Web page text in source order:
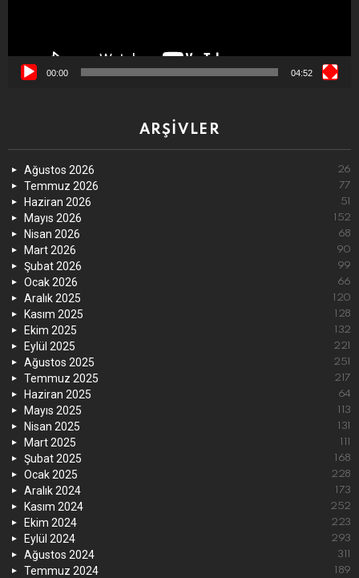
00:00 04:52
ARŞIVLER
Ağustos 2026 26
Temmuz 2026 77
Haziran 2026 51
Mayıs 2026 152
Nisan 2026 68
Mart 2026 90
Şubat 2026 99
Ocak 2026 66
Aralık 2025 120
Kasım 2025 128
Ekim 2025 132
Eylül 2025 221
Ağustos 2025 251
Temmuz 2025 217
Haziran 2025 64
Mayıs 2025 113
Nisan 2025 131
Mart 2025 111
Şubat 2025 168
Ocak 2025 228
Aralık 2024 173
Kasım 2024 252
Ekim 2024 223
Eylül 2024 293
Ağustos 2024 311
Temmuz 2024 189